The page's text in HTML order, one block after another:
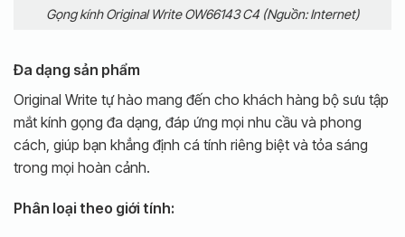
Gọng kính Original Write OW66143 C4 (Nguồn: Internet)
Đa dạng sản phẩm
Original Write tự hào mang đến cho khách hàng bộ sưu tập
mắt kính gọng đa dạng, đáp ứng mọi nhu cầu và phong
cách, giúp bạn khẳng định cá tính riêng biệt và tỏa sáng
trong mọi hoàn cảnh.
Phân loại theo giới tính: